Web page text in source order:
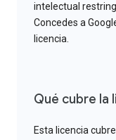
intelectual
Concedes a
licencia.
Qué cubre la
Esta licencia cubre